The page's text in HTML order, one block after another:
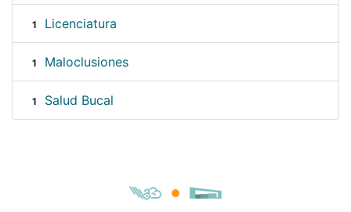
1 Licenciatura
1 Maloclusiones
1 Salud Bucal